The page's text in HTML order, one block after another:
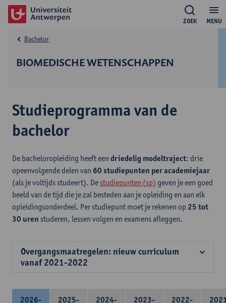
MENU
ZOEK
BIOMEDISCHE WETENSCHAPPEN
Bachelor
Studieprogramma van de
bachelor
De bacheloropleiding heeft een driedelig modeltraject: drie
opeenvolgende delen van 60 studiepunten per academiejaar
(als je voltijds studeert). De studiepunten (sp) geven je een goed
beeld van de tijd die je zal besteden aan je opleiding en aan elk
opleidingsonderdeel. Per studiepunt moet je rekenen op 25 tot
30 uren studeren, lessen volgen en examens afleggen.
Overgangsmaatregelen: nieuw curriculum
vanaf 2021-2022
2026-
2025-
2024-
2023-
2022-